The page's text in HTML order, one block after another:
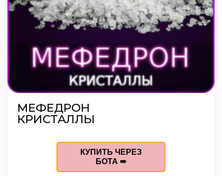
МЕФЕДРОН
КРИСТАЛЛЫ
КУПИТЬ ЧЕРЕЗ
БОТА ➠